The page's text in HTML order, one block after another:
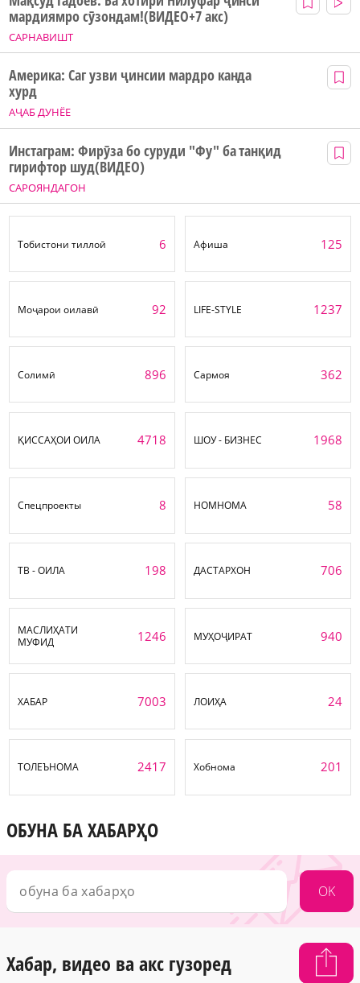
САРНАВИШТ
мардиямро сӯзондам!(ВИДЕО+7 акс)
АҶАБ ДУНЁЕ
Америка: Саг узви ҷинсии мардро канда
хурд
САРОЯНДАГОН
Инстаграм: Фирӯза бо суруди "Фу" ба танқид
гирифтор шуд(ВИДЕО)
Тобистони тиллоӣ 6 Афиша 125
Моҷарои оилавӣ 92 LIFE-STYLE 1237
Солимӣ 896 Сармоя 362
ҚИССАҲОИ ОИЛА 4718 ШОУ - БИЗНЕС 1968
Спецпроекты 8 НОМНОМА 58
ТВ - ОИЛА 198 ДАСТАРХОН 706
МАСЛИҲАТИ
МУФИД
1246 МУҲОҶИРАТ 940
ХАБАР 7003 ЛОИҲА 24
ТОЛЕЪНОМА 2417 Хобнома 201
ОБУНА БА ХАБАРҲО
OK
Хабар, видео ва акс гузоред